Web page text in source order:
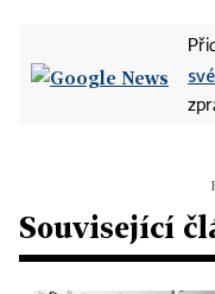
Související